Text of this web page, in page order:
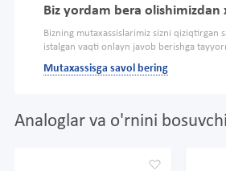
Biz yordam bera olishimizdan
Bizning mutaxassislarimiz sizni qiziqtirgan
istalgan vaqti onlayn javob berishga
Mutaxassisga savol bering
Analoglar va o'rnini